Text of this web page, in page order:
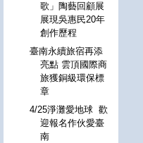
歌」陶藝回顧展
展現吳惠民20年
創作歷程
臺南永續旅宿再添
亮點 雲頂國際商
旅獲銅級環保標
章
4/25淨灘愛地球 歡
迎報名作伙愛臺
南